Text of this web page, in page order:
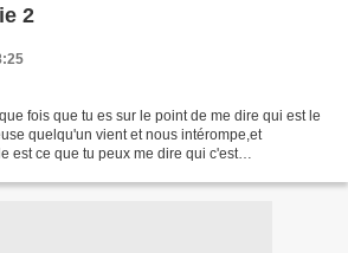
2
fois que tu es sur le point de me dire qui est le
quelqu'un vient et nous intérompe,et
est ce que tu peux me dire qui c'est